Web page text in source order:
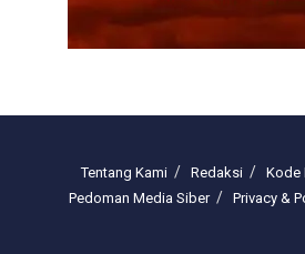
Tentang Kami Redaksi
Kode
Pedoman Media Siber
Privacy &